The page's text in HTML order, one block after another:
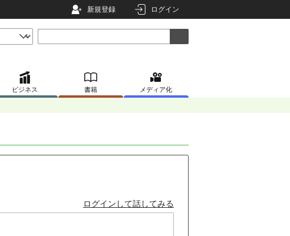
新規登録 ログイン
ビジネス 書籍 メディア化
ログインして話してみる